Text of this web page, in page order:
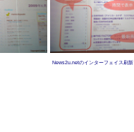
News2u.netのインターフェイス刷新